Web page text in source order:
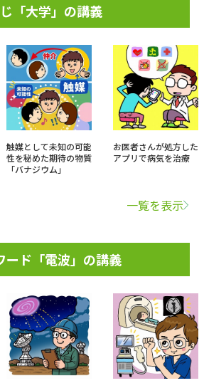
「大学」の講義
触媒として未知の可能
性を秘めた期待の物質
「バナジウム」
お医者さんが処方した
アプリで病気を治療
一覧を表示
ード「電波」の講義